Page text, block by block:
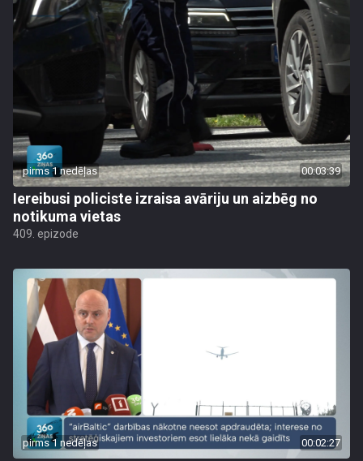
pirms 1 nedēļas 00:03:39
Iereibusi policiste izraisa avāriju un aizbēg no
notikuma vietas
409. epizode
pirms 1 nedēļas 00:02:27